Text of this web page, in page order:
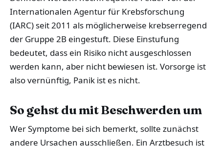
Internationalen Agentur für Krebsforschung
(IARC) seit 2011 als möglicherweise krebserregend
der Gruppe 2B eingestuft. Diese Einstufung
bedeutet, dass ein Risiko nicht ausgeschlossen
werden kann, aber nicht bewiesen ist. Vorsorge ist
also vernünftig, Panik ist es nicht.
So gehst du mit Beschwerden um
Wer Symptome bei sich bemerkt, sollte zunächst
andere Ursachen ausschließen. Ein Arztbesuch ist